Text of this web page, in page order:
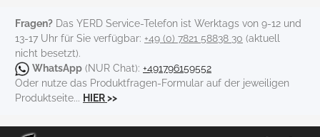
Fragen? Das YERD Service-Telefon ist Werktags von 9-12 und
13-17 Uhr für Sie verfügbar: +49 (0) 7821 58838 30 (aktuell
nicht besetzt).
WhatsApp (NUR Chat): +491796159552
Oder nutze das Produktfragen-Formular auf der jeweiligen
Produktseite... HIER>>